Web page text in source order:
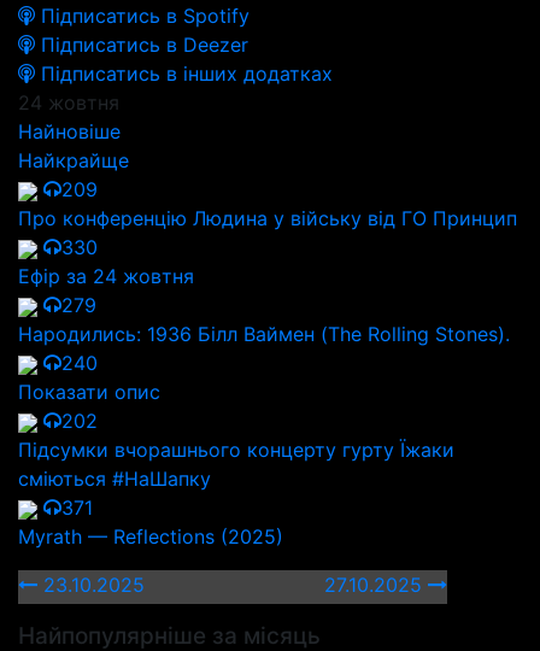
Підписатись в Spotify
Підписатись в Deezer
Підписатись в інших додатках
24 жовтня
Найновіше
Найкрайще
209
Про конференцію Людина у війську від ГО Принцип
330
Ефір за 24 жовтня
279
Народились: 1936 Білл Ваймен (The Rolling Stones).
240
Показати опис
202
Підсумки вчорашнього концерту гурту Їжаки
сміються #НаШапку
371
Myrath — Reflections (2025)
23.10.2025
27.10.2025
Найпопулярніше за місяць